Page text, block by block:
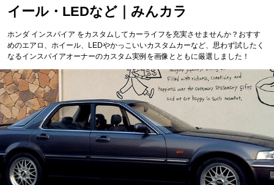
イール・LEDなど｜みんカラ
ホンダ インスパイア をカスタムしてカーライフを充実させませんか？おすす
めのエアロ、ホイール、LEDやかっこいいカスタムカーなど、思わず試したく
なるインスパイアオーナーのカスタム実例を画像とともに厳選しました！